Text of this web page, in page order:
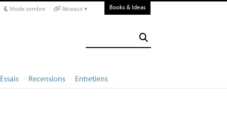
Mode sombre Réseaux ▾ Books & Ideas
Essais Recensions Entretiens